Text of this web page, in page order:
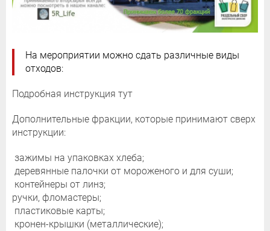
На мероприятии можно сдать различные виды
отходов:
Подробная инструкция тут
Дополнительные фракции, которые принимают сверх
инструкции:
зажимы на упаковках хлеба;
деревянные палочки от мороженого и для суши;
контейнеры от линз;
ручки, фломастеры;
пластиковые карты;
кронен-крышки (металлические);